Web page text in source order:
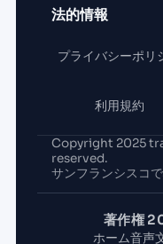
法的情報
プライバシーポリ
利用規約
Copyright 2025
reserved.
サンフランシスコ
著作権
ホーム音声